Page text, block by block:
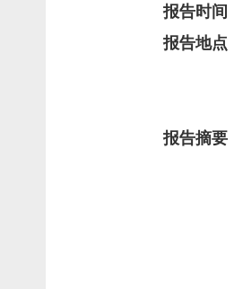
报告时间
报告地点
报告摘要